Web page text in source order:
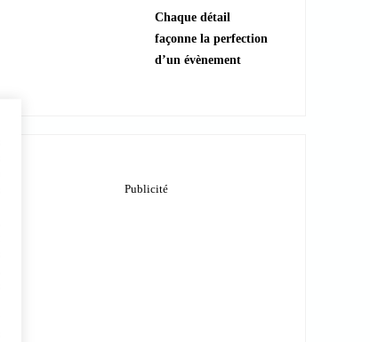
Chaque détail
façonne la perfection
d’un évènement